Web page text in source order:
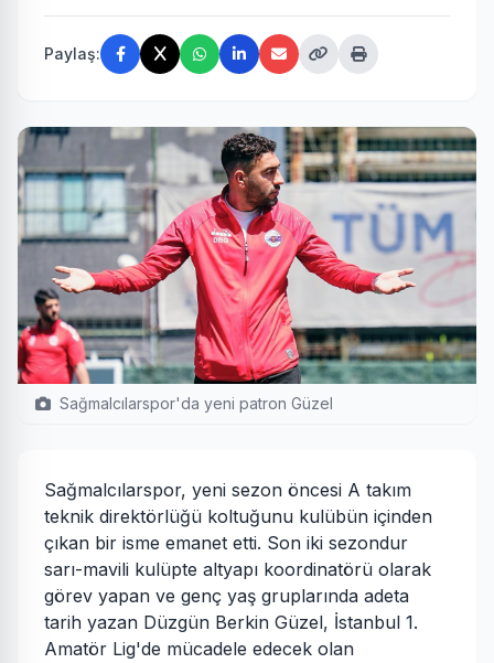
Paylaş:
Sağmalcılarspor'da yeni patron Güzel
Sağmalcılarspor, yeni sezon öncesi A takım
teknik direktörlüğü koltuğunu kulübün içinden
çıkan bir isme emanet etti. Son iki sezondur
sarı-mavili kulüpte altyapı koordinatörü olarak
görev yapan ve genç yaş gruplarında adeta
tarih yazan Düzgün Berkin Güzel, İstanbul 1.
Amatör Lig'de mücadele edecek olan